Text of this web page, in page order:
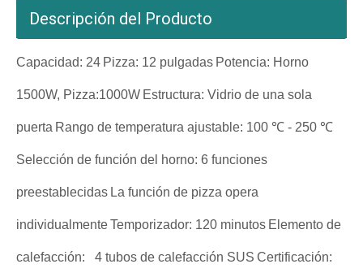
Descripción del Producto
Capacidad: 24 Pizza: 12 pulgadas Potencia: Horno
1500W, Pizza:1000W Estructura: Vidrio de una sola
puerta Rango de temperatura ajustable: 100 ℃ - 250 ℃
Selección de función del horno: 6 funciones
preestablecidas La función de pizza opera
individualmenteTemporizador: 120 minutos Elemento de
calefacción: 4 tubos de calefacción SUS Certificación: